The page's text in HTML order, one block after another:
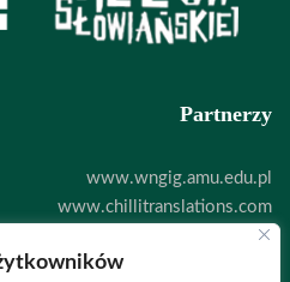
Partnerzy
www.wngig.amu.edu.pl
www.chillitranslations.com
www.zoodigital.com